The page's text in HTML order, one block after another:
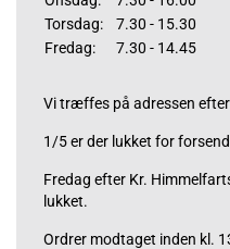
Torsdag:
7.30 - 15.30
Fredag:
7.30 - 14.45
Vi træffes på adressen
1/5 er der lukket for
Fredag efter Kr.
lukket.
Ordrer modtaget inden kl.